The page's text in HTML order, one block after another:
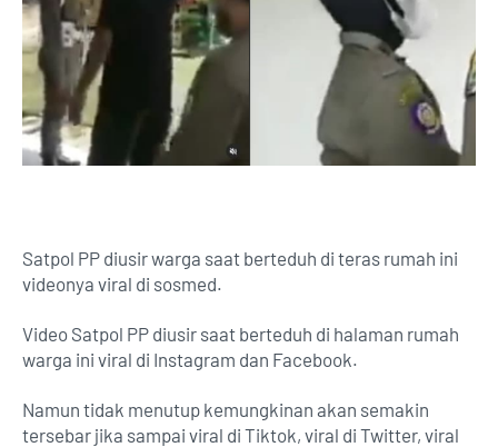
Satpol PP diusir warga saat berteduh di teras rumah ini
videonya viral di sosmed.
Video Satpol PP diusir saat berteduh di halaman rumah
warga ini viral di Instagram dan Facebook.
Namun tidak menutup kemungkinan akan semakin
tersebar jika sampai viral di Tiktok, viral di Twitter, viral